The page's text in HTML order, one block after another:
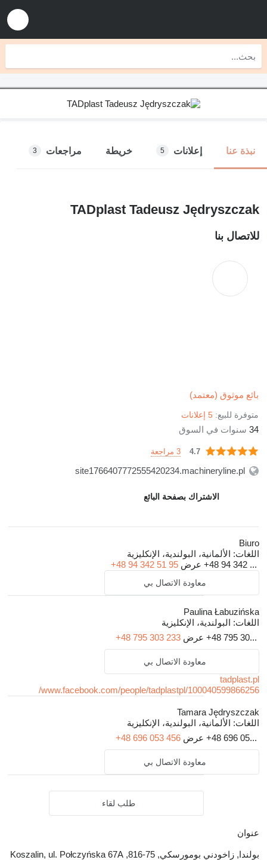
نبذة عنا إعلانات 5 خريطة مراجعات 3
TADplast Tadeusz Jędryszczak
للاتصال بنا
بائع موثوق (معتمد)
متوفرة للبيع: 5 إعلانات
34 سنوات في السوق
4.7 3 مراجعة
site1766407772555420234.machineryline.pl
الاشتراك بصفحة البائع
Biuro
اللغات: الألمانية، البولندية، الإنكليزية
+48 94 342 ... عرض +48 94 342 51 95
معاودة الاتصال بي
Paulina Łabuzińska
اللغات: البولندية، الإنكليزية
+48 795 30... عرض +48 795 303 233
معاودة الاتصال بي
tadplast.pl
www.facebook.com/people/tadplastpl/100040599866256/
Tamara Jędryszczak
اللغات: الألمانية، البولندية، الإنكليزية
+48 696 05... عرض +48 696 053 456
معاودة الاتصال بي
طلب لقاء
عنوان
بولندا, زاخودني بومورسكي, 75-816, Koszalin, ul. Połczyńska 67A